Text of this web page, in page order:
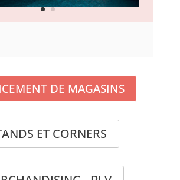
DE MAGASINS
ET CORNERS